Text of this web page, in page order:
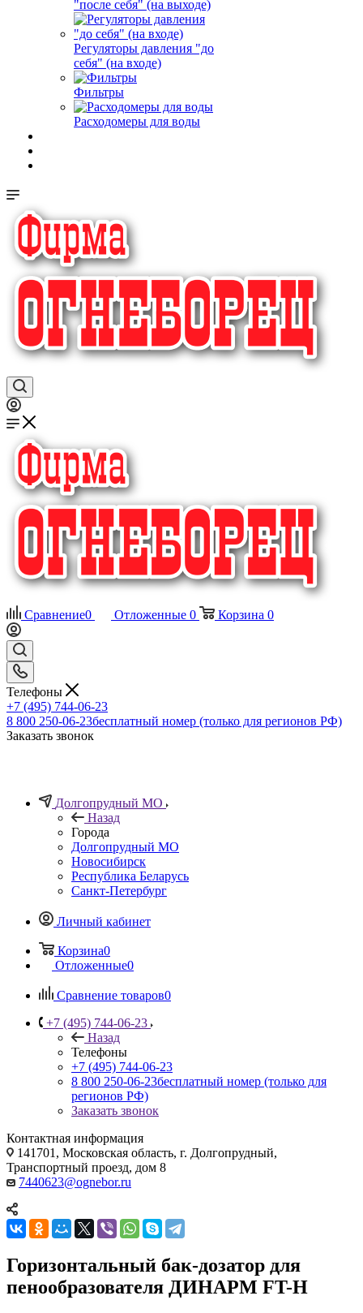
"после себя" (на выходе)
Регуляторы давления "до
себя" (на входе)
Фильтры
Расходомеры для воды
Сравнение0 Отложенные 0 Корзина 0
Телефоны
+7 (495) 744-06-23
8 800 250-06-23бесплатный номер (только для регионов РФ)
Заказать звонок
Долгопрудный МО
Назад
Города
Долгопрудный МО
Новосибирск
Республика Беларусь
Санкт-Петербург
Личный кабинет
Корзина0
Отложенные0
Сравнение товаров0
+7 (495) 744-06-23
Назад
Телефоны
+7 (495) 744-06-23
8 800 250-06-23бесплатный номер (только для
регионов РФ)
Заказать звонок
Контактная информация
141701, Московская область, г. Долгопрудный,
Транспортный проезд, дом 8
7440623@ognebor.ru
Горизонтальный бак-дозатор для
пенообразователя ДИНАРМ FT-H